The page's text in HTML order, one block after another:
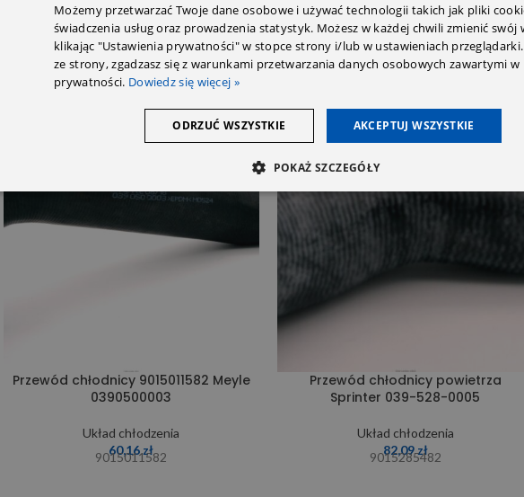
Przewód chłodnicy 9015011582 Meyle
0390500003
Układ chłodzenia
60,16zł
9015011582
SOLD OUT
Przewód chłodnicy powietrza
Sprinter 039-528-0005
Układ chłodzenia
82,09zł
9015285482
Możemy przetwarzać Twoje dane osobowe i używać technologii takich jak pliki
świadczenia usług oraz prowadzenia statystyk. Możesz w każdej chwili zmienić swój
klikając "Ustawienia prywatności" w stopce strony i/lub w ustawieniach
ze strony, zgadzasz się z warunkami przetwarzania danych osobowych zawartymi
prywatności. Dowiedz się więcej »
AKCEPTUJ WSZYSTKIE
ODRZUĆ WSZYSTKIE
POKAŻ SZCZEGÓŁY